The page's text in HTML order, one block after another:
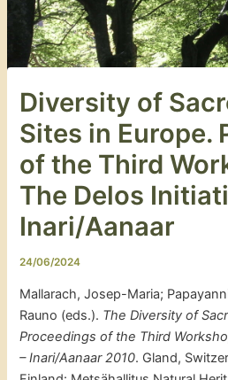
Diversity of
Sites in Europe.
of the Third
The Delos
Inari/Aanaar
24/06/2024
Mallarach, Josep-Maria;
Rauno (eds.). The Diversity of
Proceedings of the Third
– Inari/Aanaar 2010. Gland,